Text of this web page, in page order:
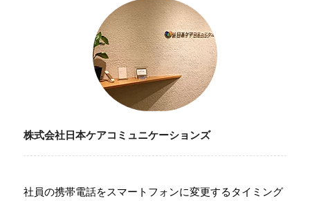
株式会社日本ケアコミュニケーションズ
社員の携帯電話をスマートフォンに変更するタイミング